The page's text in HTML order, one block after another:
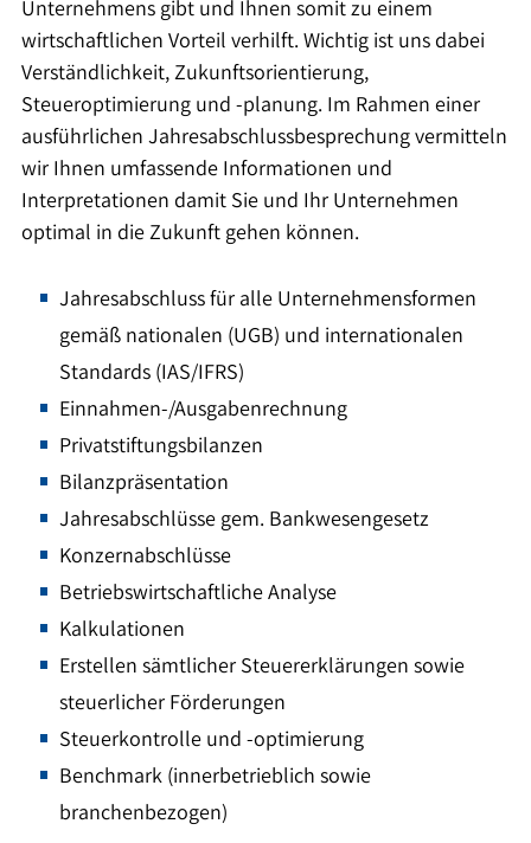
Unternehmens gibt und Ihnen somit zu einem
wirtschaftlichen Vorteil verhilft. Wichtig ist uns dabei
Verständlichkeit, Zukunftsorientierung,
Steueroptimierung und -planung. Im Rahmen einer
ausführlichen Jahresabschlussbesprechung vermitteln
wir Ihnen umfassende Informationen und
Interpretationen damit Sie und Ihr Unternehmen
optimal in die Zukunft gehen können.
Jahresabschluss für alle Unternehmensformen
gemäß nationalen (UGB) und internationalen
Standards (IAS/IFRS)
Einnahmen-/Ausgabenrechnung
Privatstiftungsbilanzen
Bilanzpräsentation
Jahresabschlüsse gem. Bankwesengesetz
Konzernabschlüsse
Betriebswirtschaftliche Analyse
Kalkulationen
Erstellen sämtlicher Steuererklärungen sowie
steuerlicher Förderungen
Steuerkontrolle und -optimierung
Benchmark (innerbetrieblich sowie
branchenbezogen)